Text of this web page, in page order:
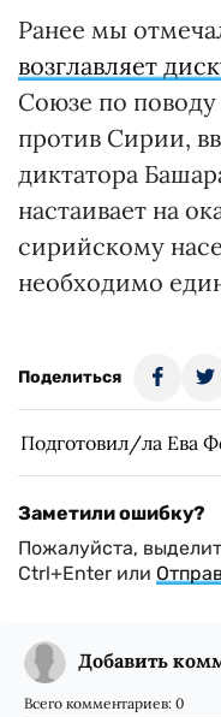
Ранее мы
возглавляет
Союзе по
против Сирии,
диктатора
настаивает на
сирийскому
необходимо
Поделиться
Подготовил/ла Ева
Заметили ошибку?
Пожалуйста,
Ctrl+Enter или
Добавить
Всего комментариев: 0